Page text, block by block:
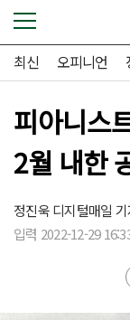
최신 오피니언
피아니스
2월 내한
정진욱 디지털매일
입력 2022-12-29